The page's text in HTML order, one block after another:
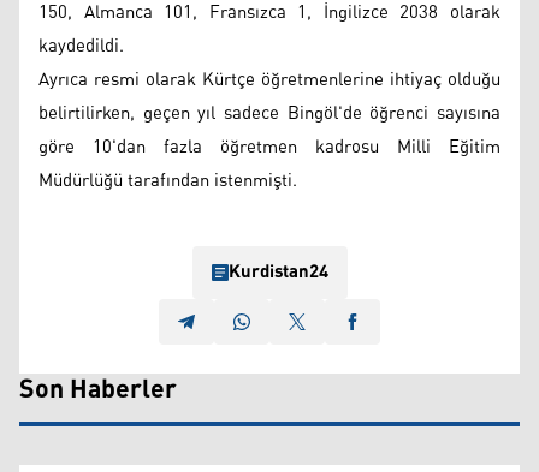
150, Almanca 101, Fransızca 1, İngilizce 2038 olarak
kaydedildi.
Ayrıca resmi olarak Kürtçe öğretmenlerine ihtiyaç olduğu
belirtilirken, geçen yıl sadece Bingöl'de öğrenci sayısına
göre 10'dan fazla öğretmen kadrosu Milli Eğitim
Müdürlüğü tarafından istenmişti.
Kurdistan24
Son Haberler